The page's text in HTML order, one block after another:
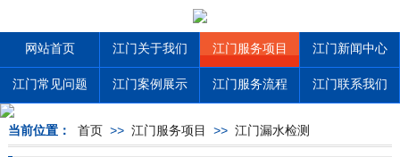
网站首页 江门关于我们 江门服务项目 江门新闻中心
江门常见问题 江门案例展示 江门服务流程 江门联系我们
当前位置： 首页 >> 江门服务项目 >> 江门漏水检测